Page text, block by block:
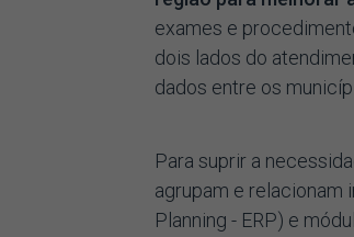
exames e
dois lados do
dados entre os
Para suprir a
agrupam e relacionam
Planning - ERP) e